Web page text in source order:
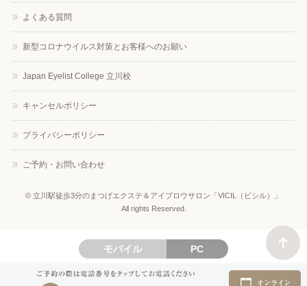
よくある質問
新型コロナウイルス対策とお客様へのお願い
Japan Eyelist College 立川校
キャンセルポリシー
プライバシーポリシー
ご予約・お問い合わせ
© 立川駅徒歩3分のまつげエクステ＆アイブロウサロン「VICIL（ビシル）」
All rights Reserved.
モバイル PC